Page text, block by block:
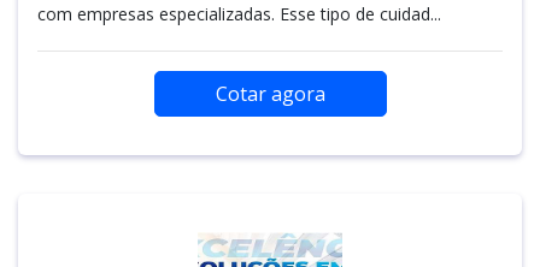
com empresas especializadas. Esse tipo de cuidad...
Cotar agora